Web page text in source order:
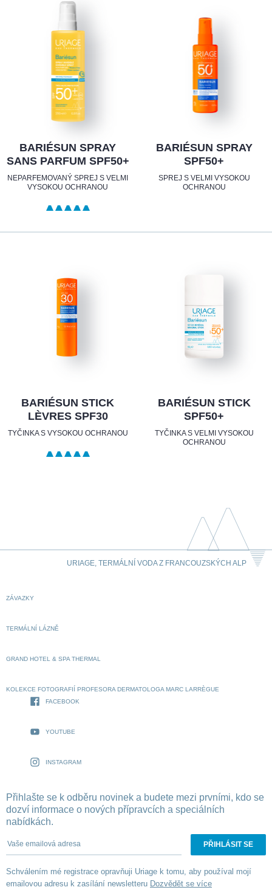
BARIÉSUN SPRAY
SANS PARFUM SPF50+
NEPARFEMOVANÝ SPREJ S VELMI
VYSOKOU OCHRANOU
BARIÉSUN SPRAY
SPF50+
SPREJ S VELMI VYSOKOU
OCHRANOU
BARIÉSUN STICK
LÈVRES SPF30
TYČINKA S VYSOKOU OCHRANOU
BARIÉSUN STICK
SPF50+
TYČINKA S VELMI VYSOKOU
OCHRANOU
URIAGE, TERMÁLNÍ VODA Z FRANCOUZSKÝCH ALP
ZÁVAZKY
TERMÁLNÍ LÁZNĚ
GRAND HOTEL & SPA THERMAL
KOLEKCE FOTOGRAFIÍ PROFESORA DERMATOLOGA MARC LARRÈGUE
FACEBOOK
YOUTUBE
INSTAGRAM
Přihlašte se k odběru novinek a budete mezi prvními, kdo se
dozví informace o nových přípravcích a speciálních
nabídkách.
Vaše emailová adresa
Schválením mé registrace opravňuji Uriage k tomu, aby používal mojí
emailovou adresu k zasílání newsletteru Dozvědět se více